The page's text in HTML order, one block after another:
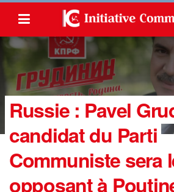
Russie : Pavel
candidat du Parti
Communiste sera
opposant à